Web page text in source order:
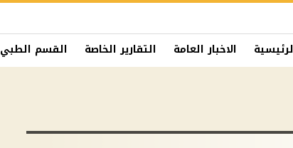
الاخبار العامة التقارير الخاصة القسم الطبي